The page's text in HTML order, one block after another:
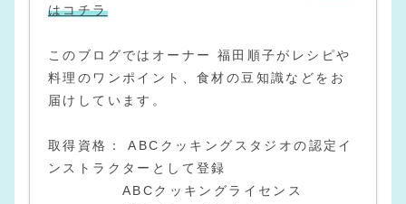
はコチラ
このブログではオーナー 福田順子がレシピや
料理のワンポイント、食材の豆知識などをお
届けしています。
取得資格： ABCクッキングスタジオの認定イ
ンストラクターとして登録
ABCクッキングライセンス